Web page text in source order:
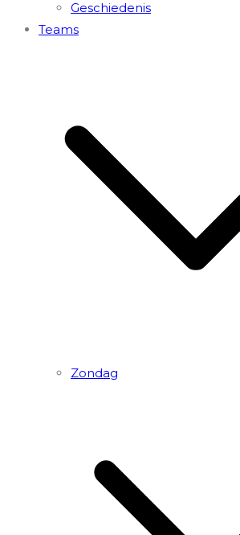
Geschiedenis
Teams
Zondag